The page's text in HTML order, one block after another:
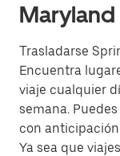
Maryland
Trasladarse
Encuentra
viaje cualquier
semana.
con
Ya sea que